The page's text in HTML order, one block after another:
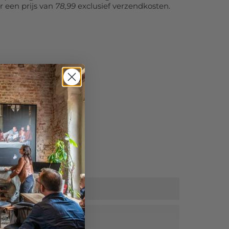
een prijs van 78,99 exclusief verzendkosten.
korting!